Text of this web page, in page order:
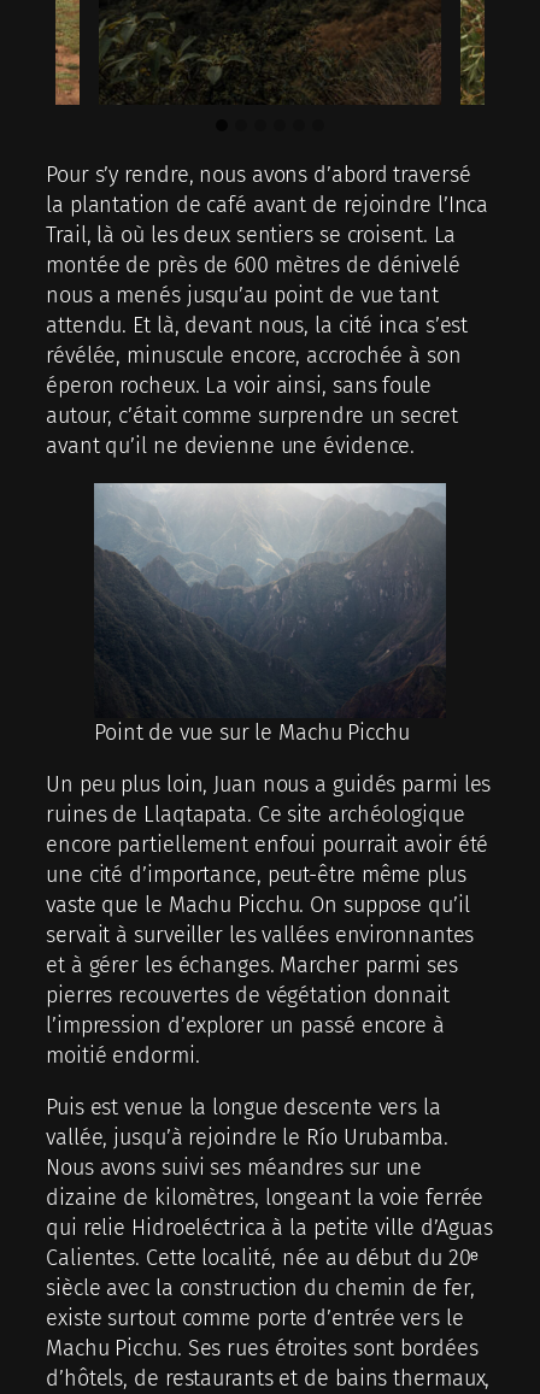
Pour s’y rendre, nous avons d’abord traversé
la plantation de café avant de rejoindre l’Inca
Trail, là où les deux sentiers se croisent. La
montée de près de 600 mètres de dénivelé
nous a menés jusqu’au point de vue tant
attendu. Et là, devant nous, la cité inca s’est
révélée, minuscule encore, accrochée à son
éperon rocheux. La voir ainsi, sans foule
autour, c’était comme surprendre un secret
avant qu’il ne devienne une évidence.
Point de vue sur le Machu Picchu
Un peu plus loin, Juan nous a guidés parmi les
ruines de Llaqtapata. Ce site archéologique
encore partiellement enfoui pourrait avoir été
une cité d’importance, peut-être même plus
vaste que le Machu Picchu. On suppose qu’il
servait à surveiller les vallées environnantes
et à gérer les échanges. Marcher parmi ses
pierres recouvertes de végétation donnait
l’impression d’explorer un passé encore à
moitié endormi.
Puis est venue la longue descente vers la
vallée, jusqu’à rejoindre le Río Urubamba.
Nous avons suivi ses méandres sur une
dizaine de kilomètres, longeant la voie ferrée
qui relie Hidroeléctrica à la petite ville d’Aguas
Calientes. Cette localité, née au début du 20ᵉ
siècle avec la construction du chemin de fer,
existe surtout comme porte d’entrée vers le
Machu Picchu. Ses rues étroites sont bordées
d’hôtels, de restaurants et de bains thermaux,